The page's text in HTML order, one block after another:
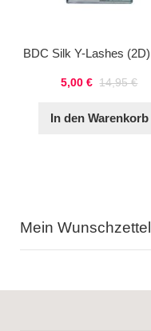
5,00 € 14,95 €
In den Warenkorb
Mein Wunschzettel